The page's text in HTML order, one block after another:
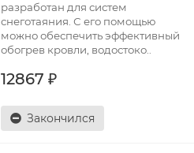
разработан для систем
снеготаяния. С его помощью
можно обеспечить эффективный
обогрев кровли, водостоко..
12867 ₽
Закончился